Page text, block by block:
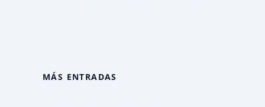
MÁS ENTRADAS